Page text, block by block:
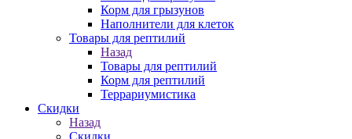
Корм для грызунов
Наполнители для клеток
Товары для рептилий
Назад
Товары для рептилий
Корм для рептилий
Террариумистика
Скидки
Назад
Скидки